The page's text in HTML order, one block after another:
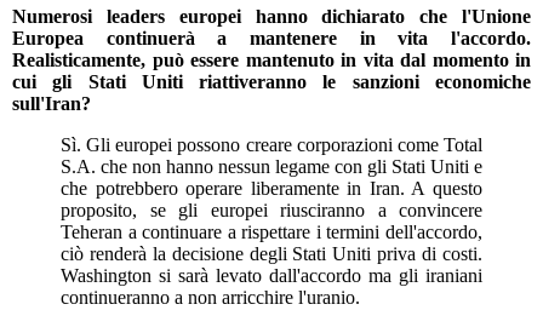
Numerosi leaders europei hanno dichiarato che l'Unione
Europea continuerà a mantenere in vita l'accordo.
Realisticamente, può essere mantenuto in vita dal momento in
cui gli Stati Uniti riattiveranno le sanzioni economiche
sull'Iran?
Sì. Gli europei possono creare corporazioni come Total
S.A. che non hanno nessun legame con gli Stati Uniti e
che potrebbero operare liberamente in Iran. A questo
proposito, se gli europei riusciranno a convincere
Teheran a continuare a rispettare i termini dell'accordo,
ciò renderà la decisione degli Stati Uniti priva di costi.
Washington si sarà levato dall'accordo ma gli iraniani
continueranno a non arricchire l'uranio.